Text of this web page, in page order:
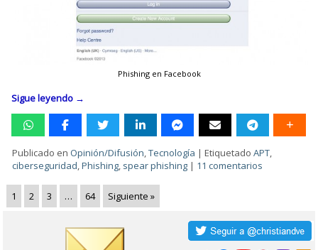
Phishing en Facebook
Sigue leyendo →
Publicado en Opinión/Difusión,Tecnología |Etiquetado APT,
ciberseguridad,Phishing, spear phishing | 11 comentarios
1 2 3 … 64 Siguiente »